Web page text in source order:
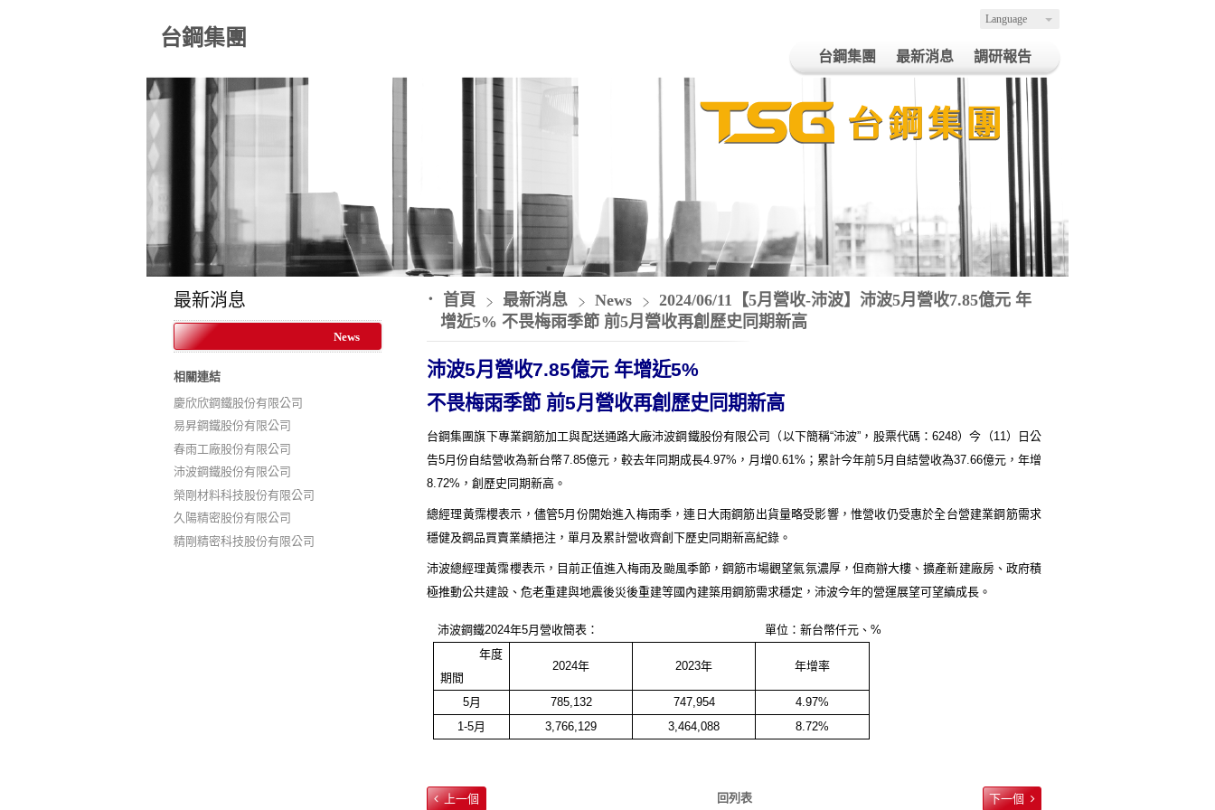
Language
台鋼集團
台鋼集團 最新消息 調研報告
最新消息
News
相關連結
慶欣欣鋼鐵股份有限公司
易昇鋼鐵股份有限公司
春雨工廠股份有限公司
沛波鋼鐵股份有限公司
榮剛材料科技股份有限公司
久陽精密股份有限公司
精剛精密科技股份有限公司
首頁 最新消息 News
2024/06/11【5月營收-沛波】沛波5月營收7.85億元 年
增近5% 不畏梅雨季節 前5月營收再創歷史同期新高
沛波5月營收7.85億元 年增近5%
不畏梅雨季節 前5月營收再創歷史同期新高
台鋼集團旗下專業鋼筋加工與配送通路大廠沛波鋼鐵股份有限公司（以下簡稱“沛波” ，股票代碼：6248）今（11 ）日公
告5月份自結營收為新台幣7.85億元，較去年同期成長4.97% ，月增0.61% ；累計今年前5月自結營收為37.66億元，年增
8.72% ，創歷史同期新高。
總經理黃霈櫻表示， 儘管5月份開始進入梅雨季，連日大雨鋼筋出貨量略受影響，惟營收仍受惠於全台營建業鋼筋需求
穩健及鋼品買賣業績挹注，單月及累計營收齊創下歷史同期新高紀錄。
沛波總經理黃霈櫻表示，目前正值進入梅雨及颱風季節， 鋼筋市場觀望氣氛濃厚，但商辦大樓、擴產新建廠房、政府積
極推動公共建設、危老重建與地震後災後重建等國內建築用鋼筋需求穩定， 沛波今年的營運展望可望續成長 。
沛波鋼鐵2024年5月營收簡表： 單位：新台幣仟元、 %
年度
期 間
2024年 2023年 年增率
5月 785,132 747,954
4.97%
1-5月 3,766,129 3,464,088 8.72%
上一個 回列表 下一個